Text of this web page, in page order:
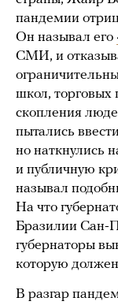
пандемии
Он называл его
СМИ, и
школ, торговых
скопления
пытались
но наткнулись
и публичную
называл
На что
Бразилии Сан-
губернаторы
которую
В разгар